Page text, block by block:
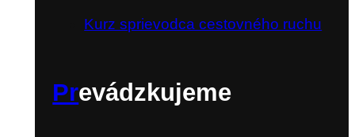
Kurz sprievodca cestovného ruchu
Prevádzkujeme